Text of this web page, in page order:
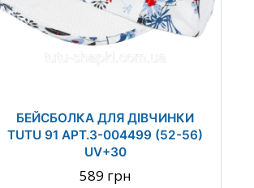
БЕЙСБОЛКА ДЛЯ ДІВЧИНКИ
TUTU 91 АРТ.3-004499 (52-56)
UV+30
589 грн